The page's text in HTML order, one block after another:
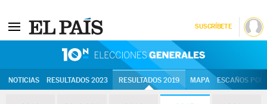
SUSCRÍBETE
NOTICIAS RESULTADOS 2023 RESULTADOS 2019 MAPA ESCAÑOS